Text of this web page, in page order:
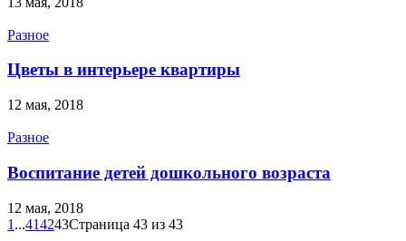
Разное
Цветы в интерьере квартиры
12 мая, 2018
Разное
Воспитание детей дошкольного возраста
12 мая, 2018
1 ...414243Страница 43 из 43